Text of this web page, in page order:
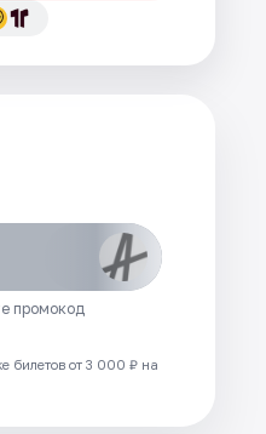
промокод
билетов от 3 000 ₽ на